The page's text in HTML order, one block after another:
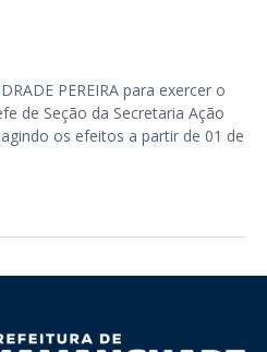
PEREIRA para exercer o
de Seção da Secretaria Ação
os efeitos a partir de 01 de